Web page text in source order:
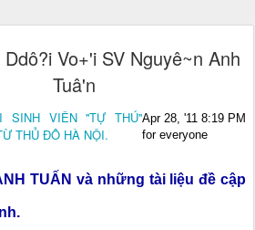
Vo+'i SV Nguyê~n Anh
Tuâ'n
SINH VIÊN ''TỰ THÚ''
THỦ ĐÔ HÀ NỘI.
Apr 28, '11 8:19 PM
for everyone
TUẤN và những tài liệu đề cập